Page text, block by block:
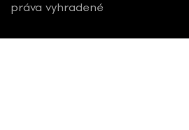
práva vyhradené